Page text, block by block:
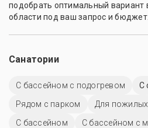
подобрать оптимальный вариант
области под ваш запрос и бюджет.
Санатории
С бассейном с подогревом
С
Рядом с парком
Для пожилых
C бассейном
С бассейном с